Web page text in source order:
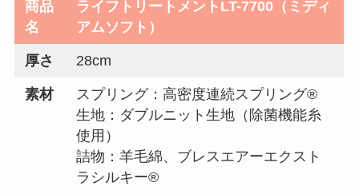
商品
名
ライフトリートメントLT-7700（ミディ
アムソフト）
厚さ 28cm
素材
スプリング：高密度連続スプリング®
生地：ダブルニット生地（除菌機能糸
使用）
詰物：羊毛綿、ブレスエアーエクスト
ラシルキー®